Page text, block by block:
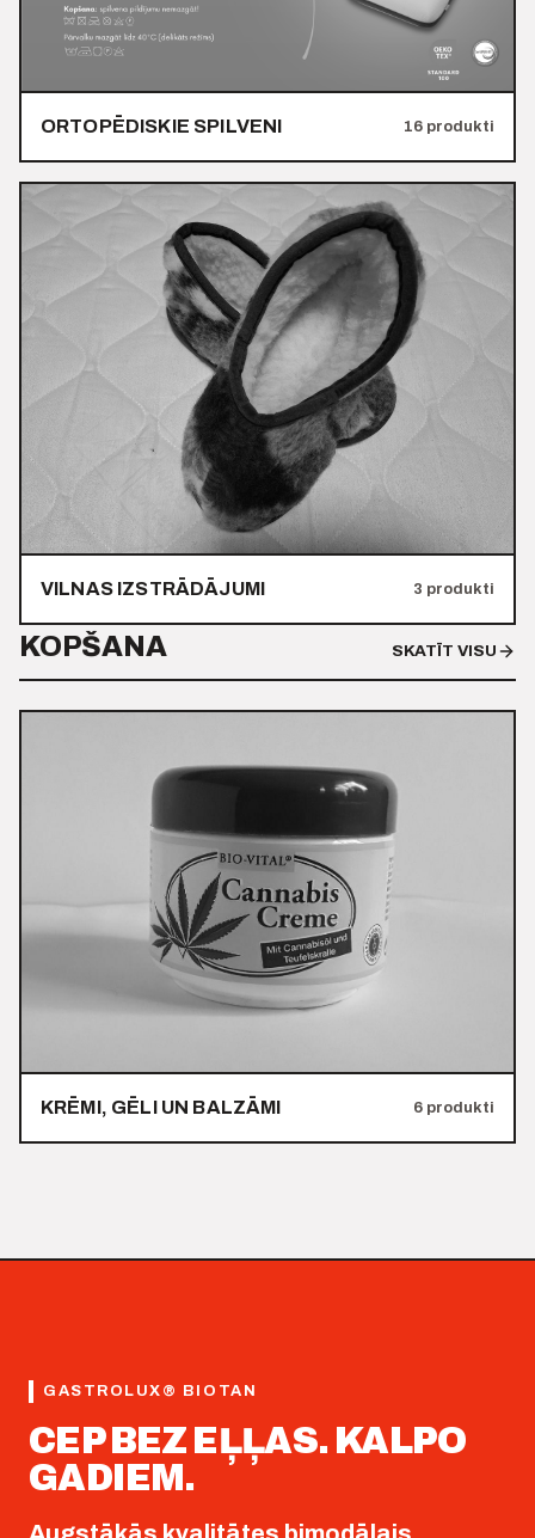
ORTOPĒDISKIE SPILVENI 16 produkti
VILNAS IZSTRĀDĀJUMI 3 produkti
KOPŠANA SKATĪT VISU
KRĒMI, GĒLI UN BALZĀMI 6 produkti
GASTROLUX® BIOTAN
CEP BEZ EĻĻAS. KALPO
GADIEM.